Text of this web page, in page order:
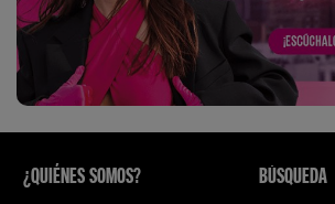
¿QUIÉNES SOMOS?
BÚSQUEDA